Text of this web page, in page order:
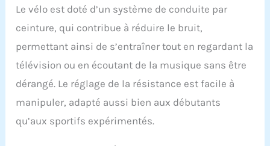
d'un siège de hauteur à 6
aux utilisateurs de
différentes tailles. La
améliorée est
ergonomique et peut être
l'avant, l'arrière et vers le
haut et vers le bas. Tous
Le vélo est doté d’un système de conduite par
ceinture, qui contribue à réduire le bruit,
permettant ainsi de s’entraîner tout en regardant la
télévision ou en écoutant de la musique sans être
dérangé. Le réglage de la résistance est facile à
manipuler, adapté aussi bien aux débutants
qu’aux sportifs expérimentés.